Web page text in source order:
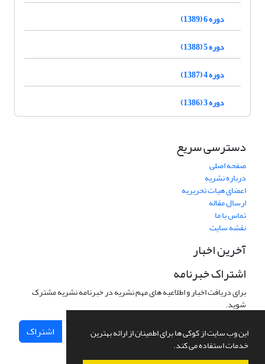
این وب سایت از کوکی ها برای اطمینان از ارائه بهترین
خدمات استفاده می کند.
دوره 6 (1389)
دوره 5 (1388)
دوره 4 (1387)
دوره 3 (1386)
دسترسی سریع
صفحه اصلی
درباره نشریه
اعضای هیات تحریریه
ارسال مقاله
تماس با ما
نقشه سایت
آخرین اخبار
اشتراک خبرنامه
برای دریافت اخبار و اطلاعیه های مهم نشریه در خبرنامه نشریه مشترک
شوید.
اشتراک